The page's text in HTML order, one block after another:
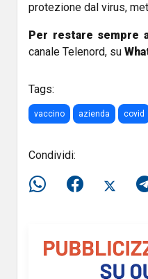
protezione dal virus,
Per restare sempre
canale Telenord, su
Tags:
vaccino azienda covid
Condividi: